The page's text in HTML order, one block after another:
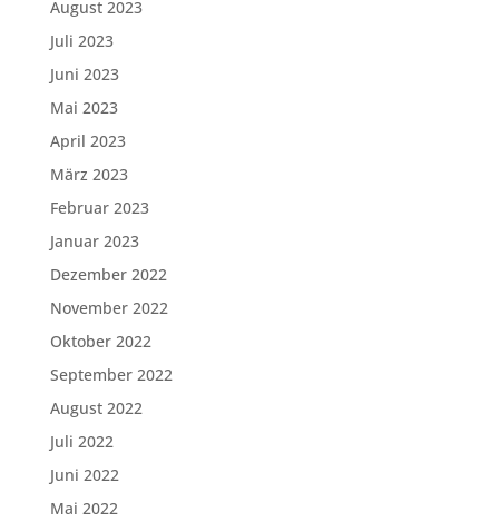
August 2023
Juli 2023
Juni 2023
Mai 2023
April 2023
März 2023
Februar 2023
Januar 2023
Dezember 2022
November 2022
Oktober 2022
September 2022
August 2022
Juli 2022
Juni 2022
Mai 2022